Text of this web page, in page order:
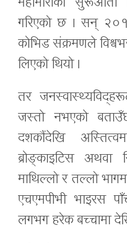
गरिएको छ । सन्
कोभिड संक्रमणले
लिएको थियो ।
तर
जस्तो नभएको
दशकौंदेखि
ब्रोङ्काइटिस अथवा
माथिल्लो र तल्लो
एचएमपीभी भाइरस
लगभग हरेक बच्चामा